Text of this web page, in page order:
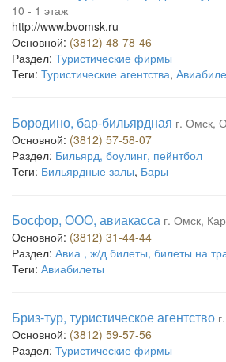
10 - 1 этаж
http://www.bvomsk.ru
Основной: (3812) 48-78-46
Раздел: Туристические фирмы
Теги: Туристические агентства,
Бородино, бар-бильярдная г. Омск,
Основной: (3812) 57-58-07
Раздел: Бильярд, боулинг, пейнтбол
Теги: Бильярдные залы, Бары
Босфор, ООО, авиакасса г. Омск,
Основной: (3812) 31-44-44
Раздел: Авиа , ж/д билеты, билеты на
Теги: Авиабилеты
Бриз-тур, туристическое агентство
Основной: (3812) 59-57-56
Раздел: Туристические фирмы